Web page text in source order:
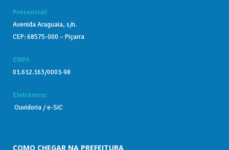
Presencial:
Avenida Araguaia, s/n.
CEP: 68575-000 – Piçarra
CNPJ:
01.612.163/0001-98
Eletrônico:
Ouvidoria /e-SIC
COMO CHEGAR NA PREFEITURA